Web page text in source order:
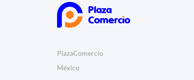
PlazaComercio
México